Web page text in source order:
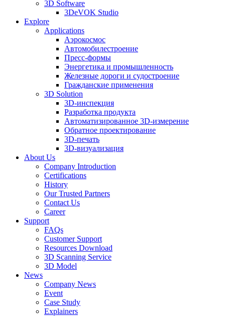
3D Software
3DeVOK Studio
Explore
Applications
Аэрокосмос
Автомобилестроение
Пресс-формы
Энергетика и промышленность
Железные дороги и судостроение
Гражданские применения
3D Solution
3D-инспекция
Разработка продукта
Автоматизированное 3D-измерение
Обратное проектирование
3D-печать
3D-визуализация
About Us
Company Introduction
Certifications
History
Our Trusted Partners
Contact Us
Career
Support
FAQs
Customer Support
Resources Download
3D Scanning Service
3D Model
News
Company News
Event
Case Study
Explainers